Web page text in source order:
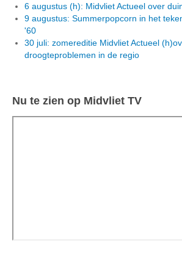
6 augustus (h): Midvliet Actueel over
9 augustus: Summerpopcorn in het
'60
30 juli: zomereditie Midvliet Actueel
droogteproblemen in de regio
Nu te zien op Midvliet TV